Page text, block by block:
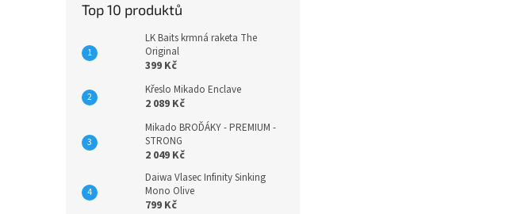
Top 10 produktů
LK Baits krmná raketa The
Original
399 Kč
Křeslo Mikado Enclave
2 089 Kč
Mikado BROĎÁKY - PREMIUM -
STRONG
2 049 Kč
Daiwa Vlasec Infinity Sinking
Mono Olive
799 Kč